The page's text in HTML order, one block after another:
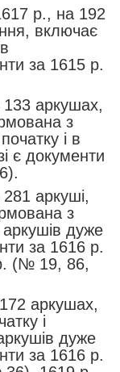
р., на 192
включає
за 1615 р.
аркушах,
з
і в
є документи
аркуші,
з
дуже
за 1616 р.
(№ 19, 86,
аркушах,
і
дуже
за 1616 р.